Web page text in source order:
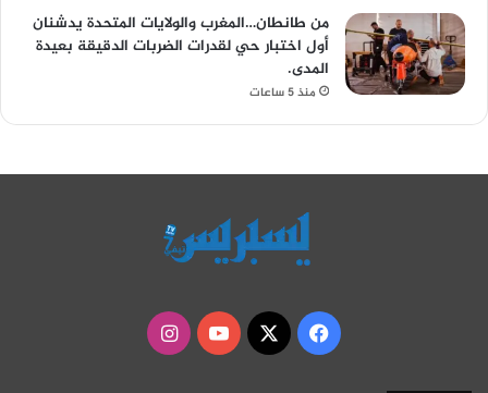
من طانطان…المغرب والولايات المتحدة يدشنان
أول اختبار حي لقدرات الضربات الدقيقة بعيدة
المدى.
منذ 5 ساعات
فيسبوك
‫X
‫YouTubeانستقرام